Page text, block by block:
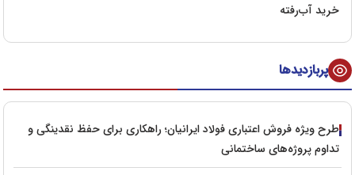
خرید آب‌رفته
پربازدیدها
طرح ویژه فروش اعتباری فولاد ایرانیان؛ راهکاری برای حفظ نقدینگی و
تداوم پروژه‌های ساختمانی